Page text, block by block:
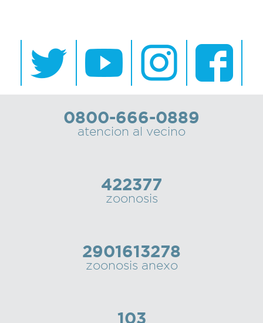
0800-666-0889
atencion al vecino
422377
zoonosis
2901613278
zoonosis anexo
103